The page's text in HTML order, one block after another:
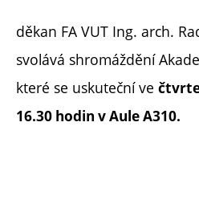
děkan FA VUT Ing. arch.
svolává shromáždění
které se uskuteční ve
16.30 hodin v Aule A310.